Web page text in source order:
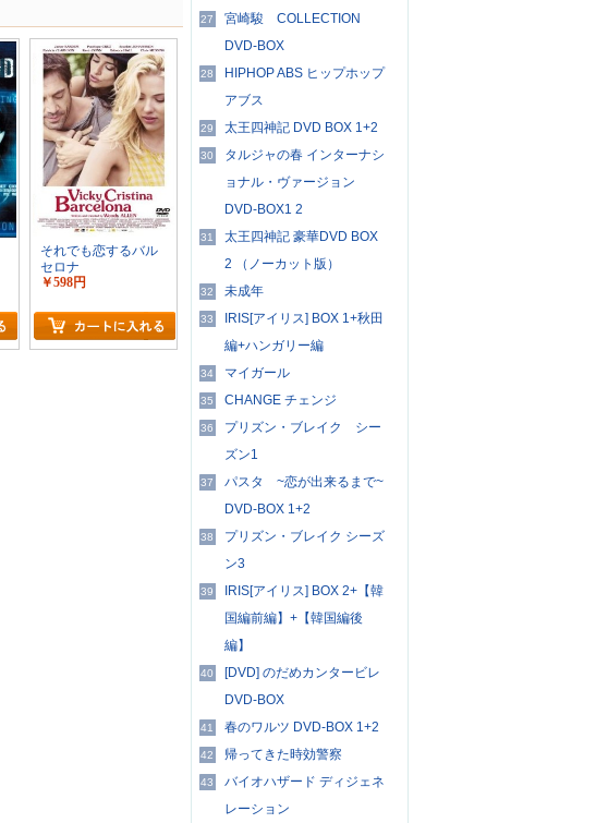
それでも恋するバル
セロナ
￥598円
27
宮崎駿 COLLECTION
DVD-BOX
28
HIPHOP ABS ヒップホップ
アブス
29 太王四神記 DVD BOX 1+2
30
タルジャの春 インターナシ
ョナル・ヴァージョン
DVD-BOX1 2
31
太王四神記 豪華DVD BOX
2 （ノーカット版）
32 未成年
33
IRIS[アイリス] BOX 1+秋田
編+ハンガリー編
34 マイガール
35 CHANGE チェンジ
36
プリズン・ブレイク シー
ズン1
37
パスタ ~恋が出来るまで~
DVD-BOX 1+2
38
プリズン・ブレイク シーズ
ン3
39
IRIS[アイリス] BOX 2+【韓
国編前編】+【韓国編後
編】
40
[DVD] のだめカンタービレ
DVD-BOX
41 春のワルツ DVD-BOX 1+2
42 帰ってきた時効警察
43
バイオハザード ディジェネ
レーション